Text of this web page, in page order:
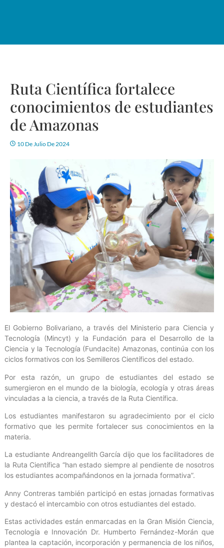
Ruta Científica fortalece
conocimientos de estudiantes
de Amazonas
10 De Julio De 2024
El Gobierno Bolivariano, a través del Ministerio para Ciencia y
Tecnología (Mincyt) y la Fundación para el Desarrollo de la
Ciencia y la Tecnología (Fundacite) Amazonas, continúa con los
ciclos formativos con los Semilleros Científicos del estado.
Por esta razón, un grupo de estudiantes del estado se
sumergieron en el mundo de la biología, ecología y otras áreas
vinculadas a la ciencia, a través de la Ruta Científica.
Los estudiantes manifestaron su agradecimiento por el ciclo
formativo que les permite fortalecer sus conocimientos en la
materia.
La estudiante Andreangelith García dijo que los facilitadores de
la Ruta Científica “han estado siempre al pendiente de nosotros
los estudiantes acompañándonos en la jornada formativa”.
Anny Contreras también participó en estas jornadas formativas
y destacó el intercambio con otros estudiantes del estado.
Estas actividades están enmarcadas en la Gran Misión Ciencia,
Tecnología e Innovación Dr. Humberto Fernández-Morán que
plantea la captación, incorporación y permanencia de los niños,